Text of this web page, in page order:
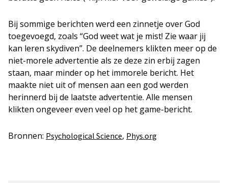
Bij sommige berichten werd een zinnetje over God
toegevoegd, zoals “God weet wat je mist! Zie waar jij
kan leren skydiven”. De deelnemers klikten meer op de
niet-morele advertentie als ze deze zin erbij zagen
staan, maar minder op het immorele bericht. Het
maakte niet uit of mensen aan een god werden
herinnerd bij de laatste advertentie. Alle mensen
klikten ongeveer even veel op het game-bericht.
Bronnen: Psychological Science, Phys.org